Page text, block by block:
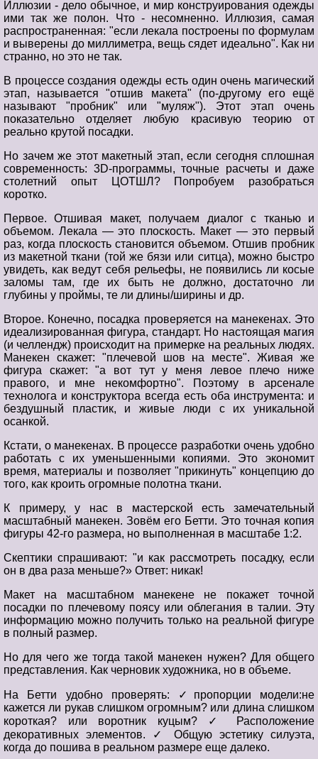
Иллюзии - дело обычное, и мир конструирования одежды
ими так же полон. Что - несомненно. Иллюзия, самая
распространенная: "если лекала построены по формулам
и выверены до миллиметра, вещь сядет идеально". Как ни
странно, но это не так.
В процессе создания одежды есть один очень магический
этап, называется "отшив макета" (по-другому его ещё
называют "пробник" или "муляж"). Этот этап очень
показательно отделяет любую красивую теорию от
реально крутой посадки.
Но зачем же этот макетный этап, если сегодня сплошная
современность: 3D-программы, точные расчеты и даже
столетний опыт ЦОТШЛ? Попробуем разобраться
коротко.
Первое. Отшивая макет, получаем диалог с тканью и
объемом. Лекала — это плоскость. Макет — это первый
раз, когда плоскость становится объемом. Отшив пробник
из макетной ткани (той же бязи или ситца), можно быстро
увидеть, как ведут себя рельефы, не появились ли косые
заломы там, где их быть не должно, достаточно ли
глубины у проймы, те ли длины/ширины и др.
Второе. Конечно, посадка проверяется на манекенах. Это
идеализированная фигура, стандарт. Но настоящая магия
(и челлендж) происходит на примерке на реальных людях.
Манекен скажет: "плечевой шов на месте". Живая же
фигура скажет: "а вот тут у меня левое плечо ниже
правого, и мне некомфортно". Поэтому в арсенале
технолога и конструктора всегда есть оба инструмента: и
бездушный пластик, и живые люди с их уникальной
осанкой.
Кстати, о манекенах. В процессе разработки очень удобно
работать с их уменьшенными копиями. Это экономит
время, материалы и позволяет "прикинуть" концепцию до
того, как кроить огромные полотна ткани.
К примеру, у нас в мастерской есть замечательный
масштабный манекен. Зовём его Бетти. Это точная копия
фигуры 42-го размера, но выполненная в масштабе 1:2.
Скептики спрашивают: "и как рассмотреть посадку, если
он в два раза меньше?» Ответ: никак!
Макет на масштабном манекене не покажет точной
посадки по плечевому поясу или облегания в талии. Эту
информацию можно получить только на реальной фигуре
в полный размер.
Но для чего же тогда такой манекен нужен? Для общего
представления. Как черновик художника, но в объеме.
На Бетти удобно проверять: ✓пропорции модели:не
кажется ли рукав слишком огромным? или длина слишком
короткая? или воротник куцым? ✓ Расположение
декоративных элементов. ✓ Общую эстетику силуэта,
когда до пошива в реальном размере еще далеко.